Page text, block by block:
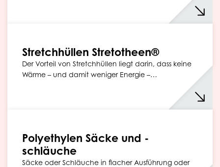
Stretchhüllen Stretotheen®
Der Vorteil von Stretchhüllen liegt darin, dass keine
Wärme – und damit weniger Energie –…
Polyethylen Säcke und -
schläuche
Säcke oder Schläuche in flacher Ausführung oder